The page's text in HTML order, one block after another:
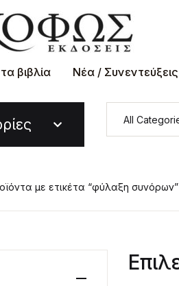
βιβλία Νέα / Συνεντεύξεις
με ετικέτα “φύλαξη συνόρων”